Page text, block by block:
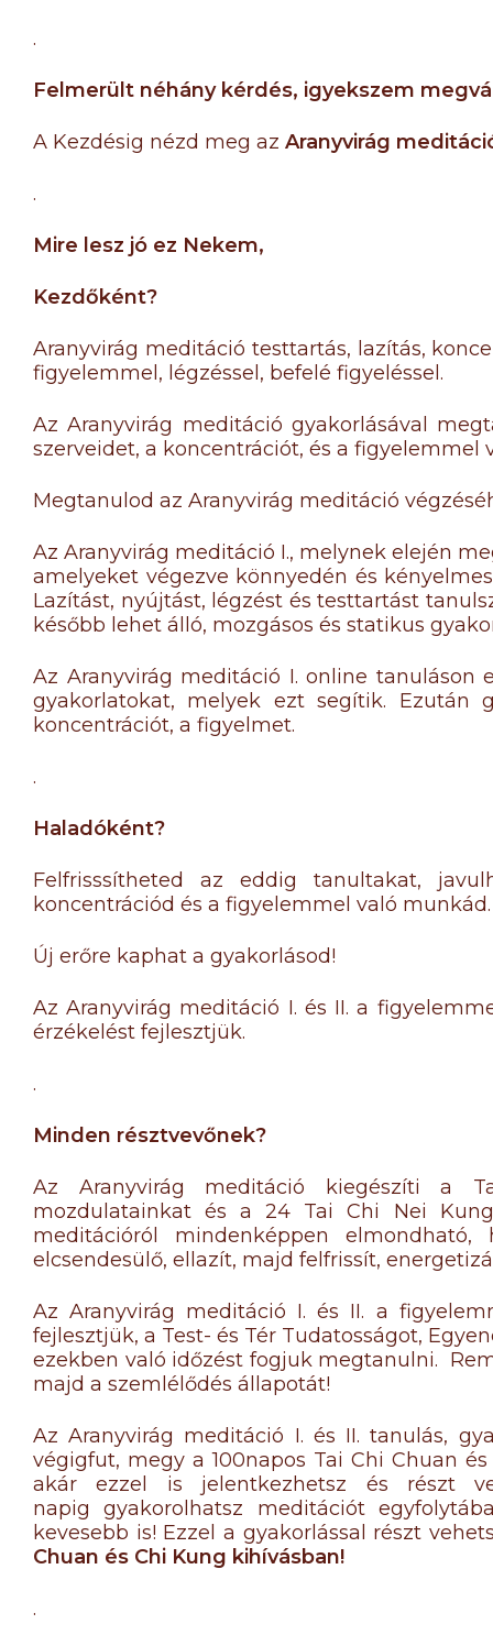
.
Felmerült néhány kérdés, igyekszem
A Kezdésig nézd meg az Aranyvirág
.
Mire lesz jó ez Nekem,
Kezdőként?
Aranyvirág meditáció testtartás, lazítás,
figyelemmel, légzéssel, befelé figyeléssel.
Az Aranyvirág meditáció gyakorlásával
szerveidet, a koncentrációt, és a figyelemmel
Megtanulod az Aranyvirág meditáció
Az Aranyvirág meditáció I., melynek elején
amelyeket végezve könnyedén és
Lazítást, nyújtást, légzést és testtartást
később lehet álló, mozgásos és statikus
Az Aranyvirág meditáció I. online tanuláson
gyakorlatokat, melyek ezt segítik. Ezután
koncentrációt, a figyelmet.
.
Haladóként?
Felfrisssítheted az eddig tanultakat,
koncentrációd és a figyelemmel való munkád.
Új erőre kaphat a gyakorlásod!
Az Aranyvirág meditáció I. és II. a
érzékelést fejlesztjük.
.
Minden résztvevőnek?
Az Aranyvirág meditáció kiegészíti a
mozdulatainkat és a 24 Tai Chi Nei
meditációról mindenképpen
elcsendesülő, ellazít, majd felfrissít,
Az Aranyvirág meditáció I. és II. a
fejlesztjük, a Test- és Tér Tudatosságot,
ezekben való időzést fogjuk megtanulni.
majd a szemlélődés állapotát!
Az Aranyvirág meditáció I. és II. tanulás,
végigfut, megy a 100napos Tai Chi Chuan
akár ezzel is jelentkezhetsz és részt
napig gyakorolhatsz meditációt
kevesebb is! Ezzel a gyakorlással részt
Chuan és Chi Kung kihívásban!
.